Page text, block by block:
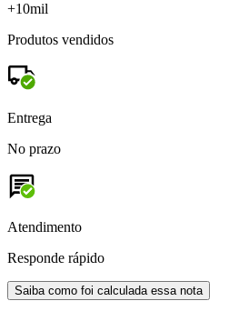
+10mil
Produtos vendidos
Entrega
No prazo
Atendimento
Responde rápido
Saiba como foi calculada essa nota